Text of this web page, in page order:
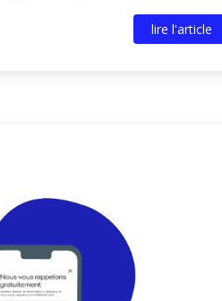
lire l'article